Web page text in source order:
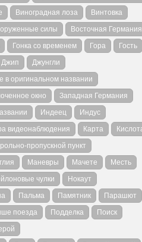
Виноградная лоза
Винтовка
силы
Восточная Германия
Гонка со временем Гора
Гость
Джип
Джунгли
в оригинальном названии
окно
Западная Германия
Индеец
Индус
видеонаблюдения Карта
пропускной пункт
Маневры Мачете
Месть
чулки
Нокаут
Пальма Памятник
Парашют
поезда Подделка
Поиск